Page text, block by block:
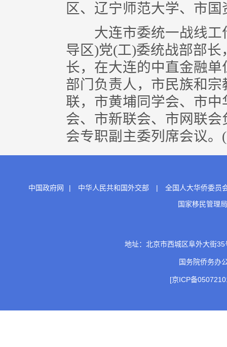
区、辽宁师范大学、市
大连市委统一战线工
导区)党(工)委统战部部
长，在大连的中直金融
部门负责人，市民族和
联，市黄埔同学会、市
会、市新联会、市网联
会专职副主委列席会议。
中国政府网 | 中华人民共和国外交部 |
全国人大华侨委员
国家移民管理局
地址：北京市西城区阜外大街
国务院侨务
[京ICP备